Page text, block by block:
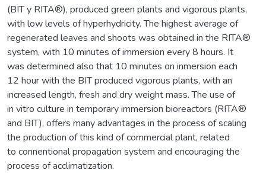
(BIT y RITA®), produced green plants and vigorous plants,
with low levels of hyperhydricity. The highest average of
regenerated leaves and shoots was obtained in the RITA®
system, with 10 minutes of immersion every 8 hours. It
was determined also that 10 minutes on inmersion each
12 hour with the BIT produced vigorous plants, with an
increased length, fresh and dry weight mass. The use of
in vitro culture in temporary immersion bioreactors (RITA®
and BIT), offers many advantages in the process of scaling
the production of this kind of commercial plant, related
to connentional propagation system and encouraging the
process of acclimatization.